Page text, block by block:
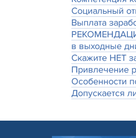
Социальный
Выплата
в выходные
Скажите НЕТ
Привлечение
Особенности
Допускается